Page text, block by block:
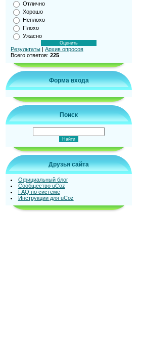
Отлично
Хорошо
Неплохо
Плохо
Ужасно
Результаты | Архив опросов
Всего ответов: 225
Форма входа
Поиск
Друзья сайта
Официальный блог
Сообщество uCoz
FAQ по системе
Инструкции для uCoz